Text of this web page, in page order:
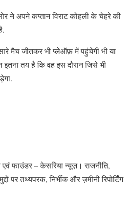
ने अपने कप्तान विराट कोहली के चेहरे की
मैच जीतकर भी प्लेऑफ़ में पहुंचेगी भी या
तय है कि वह इस दौरान जिसे भी
एवं फाउंडर – केसरिया न्यूज़। राजनीति,
पर तथ्यपरक, निर्भीक और ज़मीनी रिपोर्टिंग